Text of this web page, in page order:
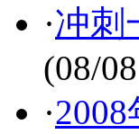
·冲刺
(08/
·